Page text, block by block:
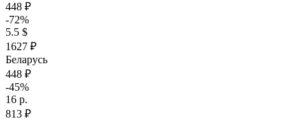
448 ₽
-72%
5.5 $
1627 ₽
Беларусь
448 ₽
-45%
16 р.
813 ₽